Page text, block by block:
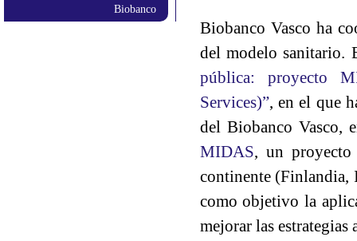
Biobanco
Biobanco Vasco ha
del modelo sanitario.
pública: proyecto
Services)”, en el que
del Biobanco Vasco,
MIDAS, un proyecto
continente (Finlandia,
como objetivo la
mejorar las estrategias